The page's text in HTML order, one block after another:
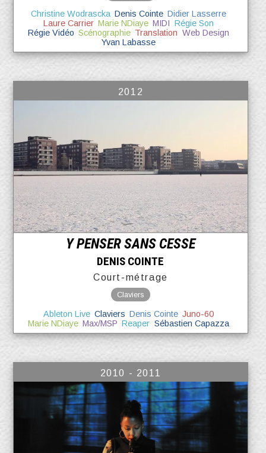
Christine Wodrascka Denis Cointe Didier Lasserre
Laure Carrier Marie NDiaye MIDI Régie Son
Régie Vidéo Scénographie Translation Web Design
Yvan Labasse
2012
Y PENSER SANS CESSE
DENIS COINTE
Court-métrage
Claviers
Ableton Live Claviers Denis Cointe Juno-60
Marie NDiaye Max/MSP Reaper Sébastien Capazza
2010 - 2011